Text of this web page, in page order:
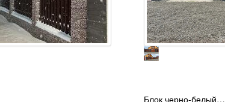
Блок черно-белый…